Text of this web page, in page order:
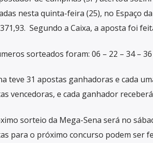
nesta quinta-feira (25), no Espaço
Segundo a Caixa, a aposta foi
sorteados foram: 06 – 22 – 34 – 36
teve 31 apostas ganhadoras e cada
vencedoras, e cada ganhador
sorteio da Mega-Sena será no
para o próximo concurso podem ser